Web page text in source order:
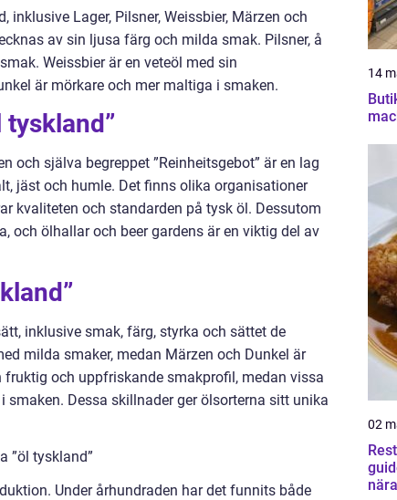
Lager, Pilsner, Weissbier, Märzen och
av sin ljusa färg och milda smak. Pilsner, å
Weissbier är en veteöl med sin
är mörkare och mer maltiga i smaken.
och själva begreppet ”Reinheitsgebot” är en lag
jäst och humle. Det finns olika organisationer
kvaliteten och standarden på tysk öl. Dessutom
och ölhallar och beer gardens är en viktig del av
inklusive smak, färg, styrka och sättet de
milda smaker, medan Märzen och Dunkel är
och uppfriskande smakprofil, medan vissa
Dessa skillnader ger ölsorterna sitt unika
”öl tyskland”
Under århundraden har det funnits både
14
Butik
02